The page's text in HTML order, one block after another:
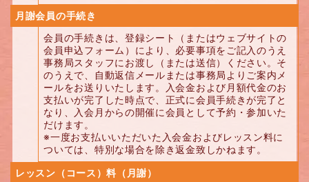
月謝会員の手続き
会員の手続きは、登録シート（またはウェブサイトの
会員申込フォーム）により、必要事項をご記入のうえ
事務局スタッフにお渡し（または送信）ください。そ
のうえで、自動返信メールまたは事務局よりご案内メ
ールをお送りいたします。入会金および月額代金のお
支払いが完了した時点で、正式に会員手続きが完了と
なり、入会月からの開催に会員として予約・参加いた
だけます。
※一度お支払いいただいた入会金およびレッスン料に
ついては、特別な場合を除き返金致しかねます。
レッスン（コース）料（月謝）